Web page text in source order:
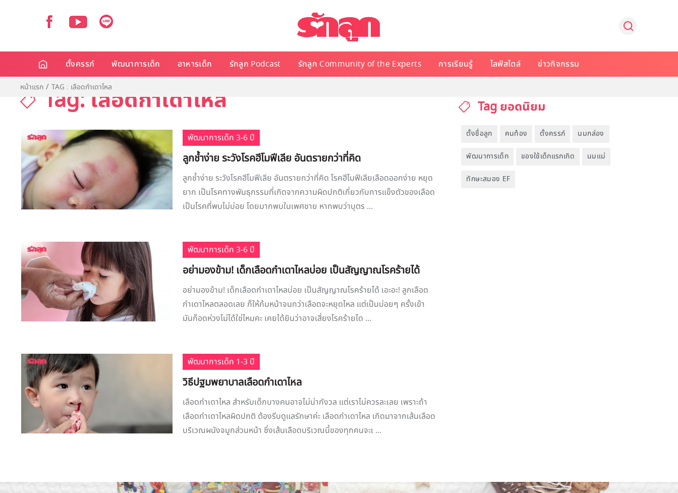
ตั้งครรภ์ พัฒนาการเด็ก อาหารเด็ก รักลูก Podcast รักลูก Community of the Experts การเรียนรู้ ไลฟ์สไตล์ ข่าวกิจกรรม
หน้าแรก TAG : เลือดกำเดาไหล
Tag: เลือดกำเดาไหล
พัฒนาการเด็ก 3-6 ปี
ลูกช้ำง่าย ระวังโรคฮีโมฟีเลีย อันตรายกว่าที่คิด
ลูกช้ำง่าย ระวังโรคฮีโมฟีเลีย อันตรายกว่าที่คิด โรคฮีโมฟีเลียเลือดออกง่าย หยุด
ยาก เป็นโรคทางพันธุกรรมที่เกิดจากความผิดปกติเกี่ยวกับการแข็งตัวของเลือด
เป็นโรคที่พบไม่บ่อย โดยมากพบในเพศชาย หากพบว่าบุตร ...
พัฒนาการเด็ก 3-6 ปี
อย่ามองข้าม! เด็กเลือดกำเดาไหลบ่อย เป็นสัญญาณโรคร้ายได้
อย่ามองข้าม! เด็กเลือดกำเดาไหลบ่อย เป็นสัญญาณโรคร้ายได้ เอะอะ! ลูกเลือด
กำเดาไหลตลอดเลย ก็ให้ก้มหน้าจนกว่าเลือดจะหยุดไหล แต่เป็นบ่อยๆ ครั้งเข้า
มันก็อดห่วงไม่ได้ใช่ไหมคะ เคยได้ยินว่าอาจเสี่ยงโรคร้ายได ...
พัฒนาการเด็ก 1-3 ปี
วิธีปฐมพยาบาลเลือดกำเดาไหล
เลือดกำเดาไหล สำหรับเด็กบางคนอาจไม่น่ากังวล แต่เราไม่ควรละเลย เพราะถ้า
เลือดกำเดาไหลผิดปกติ ต้องรีบดูแลรักษาค่ะ เลือดกำเดาไหล เกิดมาจากเส้นเลือด
บริเวณผนังจมูกส่วนหน้า ซึ่งเส้นเลือดบริเวณนี้ของทุกคนจะเ ...
Tag ยอดนิยม
ตั้งชื่อลูก คนท้อง ตั้งครรภ์ นมกล่อง
พัฒนาการเด็ก ของใช้เด็กแรกเกิด นมแม่
ทักษะสมอง EF